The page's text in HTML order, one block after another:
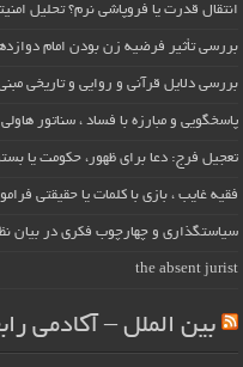
انتقال قدرت یا فروپاشی نرم؟ تحلیل
بررسی تأثیر فرضیه زن بودن امام
بررسی دلایل قرآنی و روایی و تاریخی
پاسخگویی و مبارزه با فساد ، سناتور
تعجیل فرج: دعا برای ظهور، حکومت یا
فقیه غایب ، بازی با کلمات یا حقیقتی
سیاستگذاری و چهارچوب فکری در بیان
the absent jurist
بین الملل – آکادمی